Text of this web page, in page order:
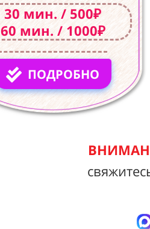
30 мин. / 500₽
60 мин. / 1000₽
ПОДРОБНО